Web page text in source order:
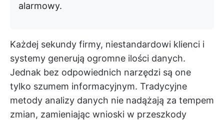
alarmowy.
Każdej sekundy firmy, niestandardowi klienci i
systemy generują ogromne ilości danych.
Jednak bez odpowiednich narzędzi są one
tylko szumem informacyjnym. Tradycyjne
metody analizy danych nie nadążają za tempem
zmian, zamieniając wnioski w przeszkody